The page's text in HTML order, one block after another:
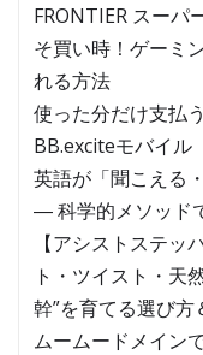
FRONTIER スーパ
そ買い時！ゲーミ
れる方法
使った分だけ支払
BB.exciteモバイル
英語が「聞こえる
― 科学的メソッド
【アシストステッ
ト・ツイスト・天
幹”を育てる選び方
ムームードメイン